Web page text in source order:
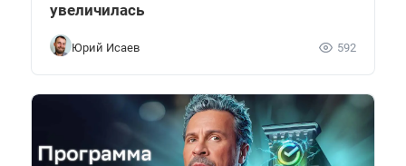
увеличилась
Юрий Исаев 592